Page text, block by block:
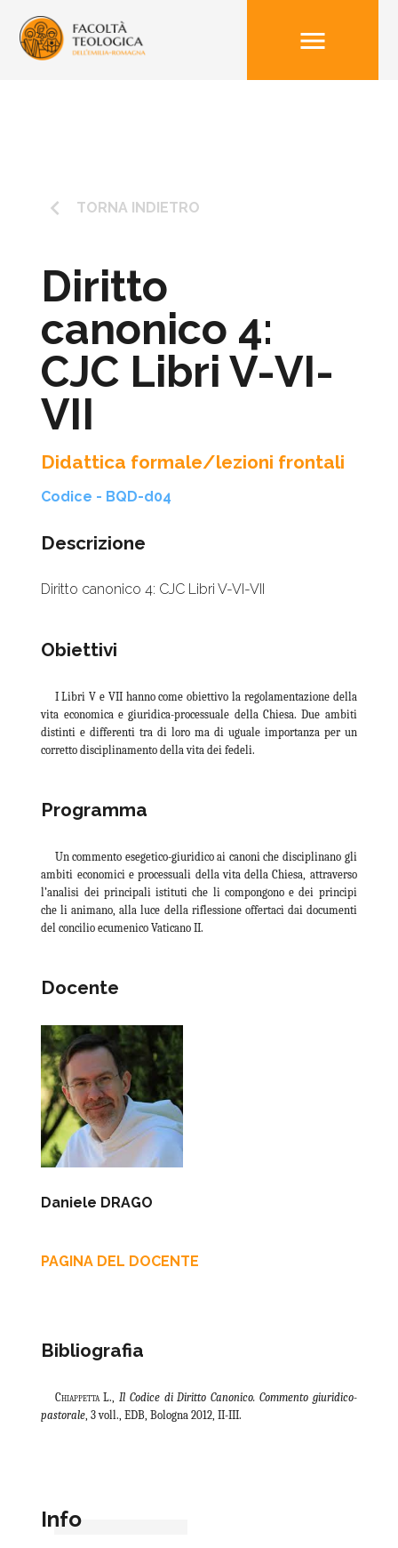
menu
keyboard_arrow_left TORNA INDIETRO
Diritto
canonico 4:
CJC Libri V-VI-
VII
Didattica formale/lezioni frontali
Codice - BQD-d04
Descrizione
Diritto canonico 4: CJC Libri V-VI-VII
Obiettivi
I Libri V e VII hanno come obiettivo la regolamentazione della
vita economica e giuridica-processuale della Chiesa. Due ambiti
distinti e differenti tra di loro ma di uguale importanza per un
corretto disciplinamento della vita dei fedeli.
Programma
Un commento esegetico-giuridico ai canoni che disciplinano gli
ambiti economici e processuali della vita della Chiesa, attraverso
l’analisi dei principali istituti che li compongono e dei principi
che li animano, alla luce della riflessione offertaci dai documenti
del concilio ecumenico Vaticano II.
Docente
Daniele DRAGO
PAGINA DEL DOCENTE
Bibliografia
ChiappettaL.,Il Codice di Diritto Canonico. Commento giuridico-
pastorale, 3 voll., EDB, Bologna 2012, II-III.
Info